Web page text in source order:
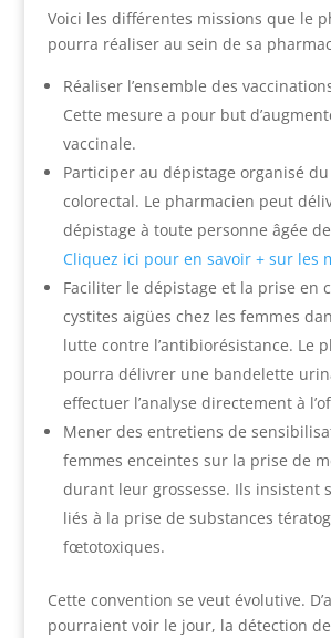
Voici les différentes missions que le
pourra réaliser au sein de sa
Réaliser l’ensemble des
Cette mesure a pour but
vaccinale.
Participer au dépistage organisé
colorectal. Le pharmacien peut
dépistage à toute personne âgée
Cliquez ici pour en savoir + sur les
Faciliter le dépistage et la prise en
cystites aigües chez les femmes
lutte contre l’antibiorésistance. Le
pourra délivrer une bandelette
effectuer l’analyse directement à
Mener des entretiens de
femmes enceintes sur la prise de
durant leur grossesse. Ils insistent
liés à la prise de substances
fœtotoxiques.
Cette convention se veut évolutive.
pourraient voir le jour, la détection